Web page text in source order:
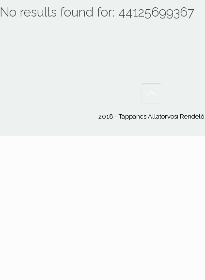
No results found for: 44125699367
2018 - Tappancs Állatorvosi Rendelő